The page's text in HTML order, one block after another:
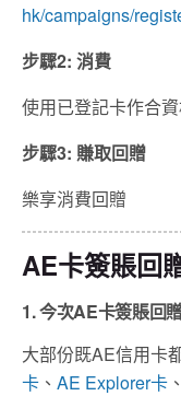
hk/campaigns/
步驟2: 消費
使用已登記卡作合
步驟3: 賺取回贈
樂享消費回贈
AE卡簽賬回
1. 今次AE卡簽賬回
大部份既AE信用卡
卡 、 AE Explorer卡 、